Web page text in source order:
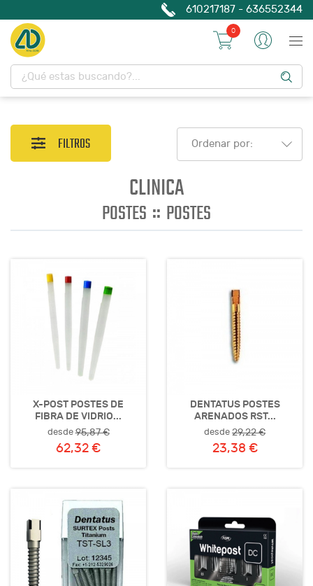
610217187 - 636552344
0
FILTROS Ordenar por:
CLINICA
POSTES :: POSTES
X-POST POSTES DE
FIBRA DE VIDRIO...
desde95,87 €
62,32 €
DENTATUS POSTES
ARENADOS RST...
desde29,22 €
23,38 €